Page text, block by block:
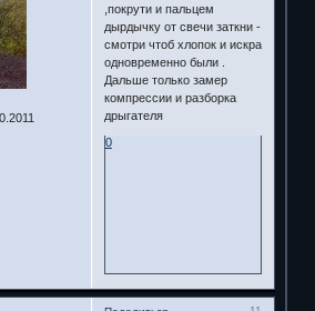
,покрути и пальцем
дырдычку от свечи заткни -
смотри чтоб хлопок и искра
одновременно были .
Дальше только замер
компрессии и разборка
дрыгателя
0